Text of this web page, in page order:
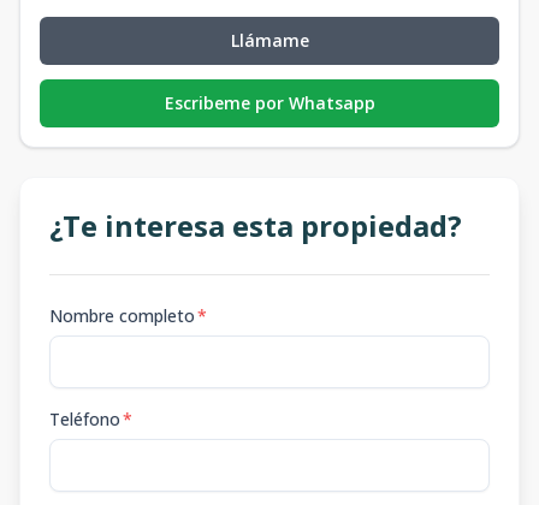
Llámame
Escribeme por Whatsapp
¿Te interesa esta propiedad?
Nombre completo*
Teléfono*